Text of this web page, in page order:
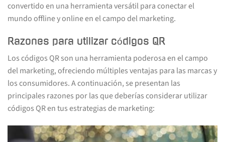
convertido en una herramienta versátil para conectar el
mundo offline y online en el campo del marketing.
Razones para utilizar códigos QR
Los códigos QR son una herramienta poderosa en el campo
del marketing, ofreciendo múltiples ventajas para las marcas y
los consumidores. A continuación, se presentan las
principales razones por las que deberías considerar utilizar
códigos QR en tus estrategias de marketing: